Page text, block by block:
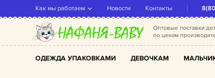
Оптовые поставки
по ценам
ОДЕЖДА УПАКОВКАМИ ДЕВОЧКАМ
Как мы работаем Новости Контакты